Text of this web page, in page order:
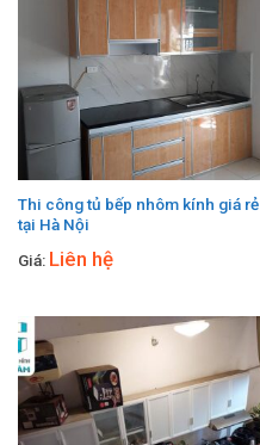
Thi công tủ bếp nhôm kính giá rẻ
tại Hà Nội
Giá: Liên hệ